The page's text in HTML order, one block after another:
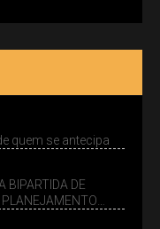
quem se antecipa
BIPARTIDA DE
PLANEJAMENTO